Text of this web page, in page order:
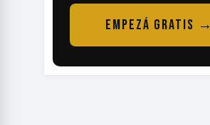
EMPEZÁ GRATIS →